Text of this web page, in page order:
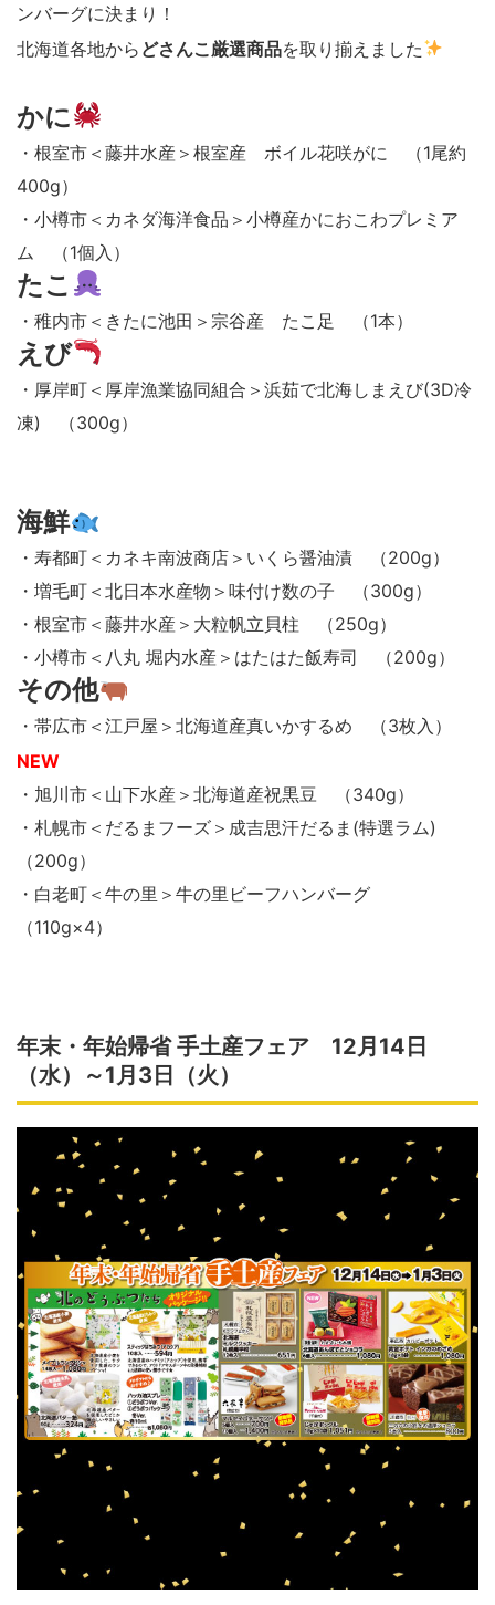
ンバーグに決まり！
北海道各地から どさんこ厳選商品を取り揃えました
かに
・根室市＜藤井水産＞根室産 ボイル花咲がに （1尾約
400g）
・小樽市＜カネダ海洋食品＞小樽産かにおこわプレミア
ム （1個入）
たこ
・稚内市＜きたに池田＞宗谷産 たこ足 （1本）
えび
・厚岸町＜厚岸漁業協同組合＞浜茹で北海しまえび(3D冷
凍) （300g）
海鮮
・寿都町＜カネキ南波商店＞いくら醤油漬 （200g）
・増毛町＜北日本水産物＞味付け数の子 （300g）
・根室市＜藤井水産＞大粒帆立貝柱 （250g）
・小樽市＜八丸 堀内水産＞はたはた飯寿司 （200g）
その他
・帯広市＜江戸屋＞北海道産真いかするめ （3枚入）
NEW
・旭川市＜山下水産＞北海道産祝黒豆 （340g）
・札幌市＜だるまフーズ＞成吉思汗だるま(特選ラム)
（200g）
・白老町＜牛の里＞牛の里ビーフハンバーグ
（110g×4）
年末・年始帰省 手土産フェア 12月14日
（水）～1月3日（火）